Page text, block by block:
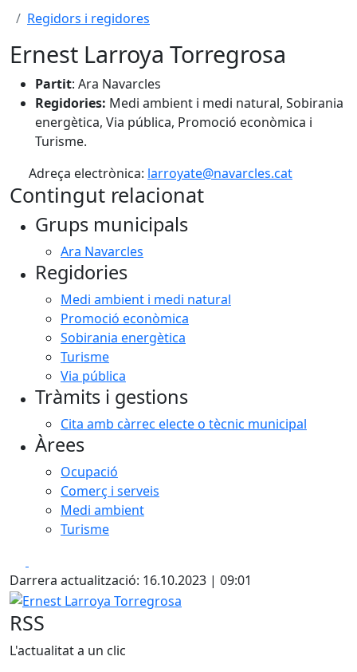
Regidors i regidores
Ernest Larroya Torregrosa
Partit: Ara Navarcles
Regidories: Medi ambient i medi natural, Sobirania
energètica, Via pública, Promoció econòmica i
Turisme.
Adreça electrònica: larroyate@navarcles.cat
Contingut relacionat
Grups municipals
Ara Navarcles
Regidories
Medi ambient i medi natural
Promoció econòmica
Sobirania energètica
Turisme
Via pública
Tràmits i gestions
Cita amb càrrec electe o tècnic municipal
Àrees
Ocupació
Comerç i serveis
Medi ambient
Turisme
Darrera actualització: 16.10.2023 | 09:01
Ernest Larroya Torregrosa
RSS
L'actualitat a un clic